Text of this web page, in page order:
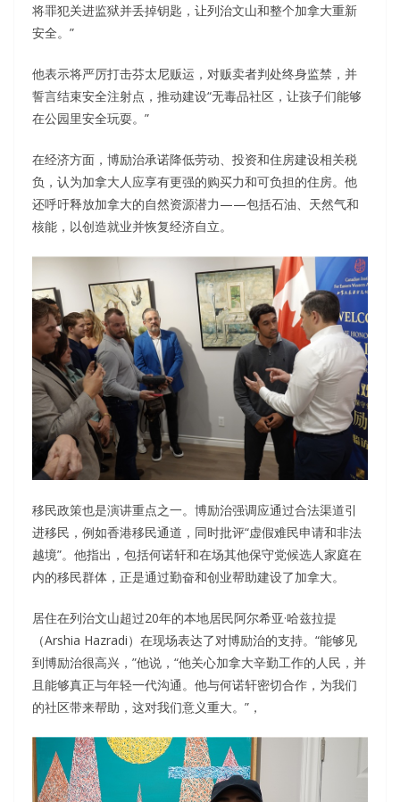
将罪犯关进监狱并丢掉钥匙，让列治文山和整个加拿大重新
安全。”
他表示将严厉打击芬太尼贩运，对贩卖者判处终身监禁，并
誓言结束安全注射点，推动建设“无毒品社区，让孩子们能够
在公园里安全玩耍。”
在经济方面，博励治承诺降低劳动、投资和住房建设相关税
负，认为加拿大人应享有更强的购买力和可负担的住房。他
还呼吁释放加拿大的自然资源潜力——包括石油、天然气和
核能，以创造就业并恢复经济自立。
移民政策也是演讲重点之一。博励治强调应通过合法渠道引
进移民，例如香港移民通道，同时批评“虚假难民申请和非法
越境”。他指出，包括何诺轩和在场其他保守党候选人家庭在
内的移民群体，正是通过勤奋和创业帮助建设了加拿大。
居住在列治文山超过20年的本地居民阿尔希亚·哈兹拉提
（Arshia Hazradi）在现场表达了对博励治的支持。“能够见
到博励治很高兴，”他说，“他关心加拿大辛勤工作的人民，并
且能够真正与年轻一代沟通。他与何诺轩密切合作，为我们
的社区带来帮助，这对我们意义重大。”，